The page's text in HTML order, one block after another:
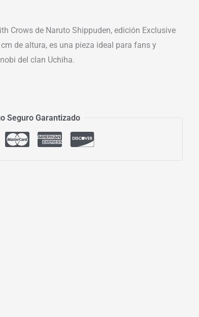
Crows de Naruto Shippuden, edición Exclusive
de altura, es una pieza ideal para fans y
del clan Uchiha.
Seguro Garantizado